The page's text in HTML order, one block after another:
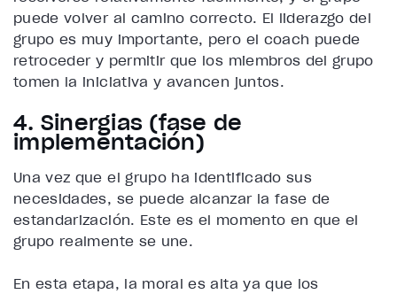
puede volver al camino correcto. El liderazgo del
grupo es muy importante, pero el coach puede
retroceder y permitir que los miembros del grupo
tomen la iniciativa y avancen juntos.
4. Sinergias (fase de
implementación)
Una vez que el grupo ha identificado sus
necesidades, se puede alcanzar la fase de
estandarización. Este es el momento en que el
grupo realmente se une.
En esta etapa, la moral es alta ya que los